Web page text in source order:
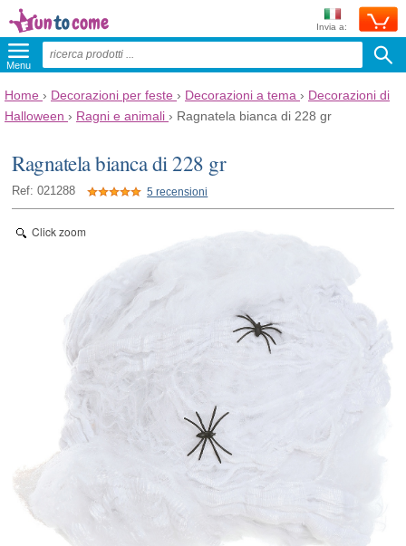
Invia a:
Menu
Home › Decorazioni per feste › Decorazioni a tema › Decorazioni di
Halloween › Ragni e animali › Ragnatela bianca di 228 gr
Ragnatela bianca di 228 gr
Ref: 021288 5 recensioni
Click zoom